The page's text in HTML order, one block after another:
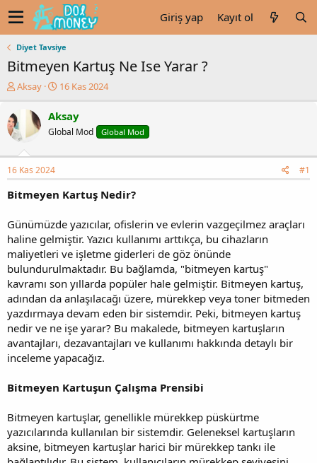
Giriş yap Kayıt ol
Diyet Tavsiye
Bitmeyen Kartuş Ne Ise Yarar ?
K
u
y
b
a
l
t
a
n
Aksay
B
l
a
g
r
i
h
i
16 Kas 2024
Aksay
Global Mod Global Mod
16 Kas 2024 #1
Bitmeyen Kartuş Nedir?
Günümüzde yazıcılar, ofislerin ve evlerin vazgeçilmez araçları
haline gelmiştir. Yazıcı kullanımı arttıkça, bu cihazların
maliyetleri ve işletme giderleri de göz önünde
bulundurulmaktadır. Bu bağlamda, "bitmeyen kartuş"
kavramı son yıllarda popüler hale gelmiştir. Bitmeyen kartuş,
adından da anlaşılacağı üzere, mürekkep veya toner bitmeden
yazdırmaya devam eden bir sistemdir. Peki, bitmeyen kartuş
nedir ve ne işe yarar? Bu makalede, bitmeyen kartuşların
avantajları, dezavantajları ve kullanımı hakkında detaylı bir
inceleme yapacağız.
Bitmeyen Kartuşun Çalışma Prensibi
Bitmeyen kartuşlar, genellikle mürekkep püskürtme
yazıcılarında kullanılan bir sistemdir. Geleneksel kartuşların
aksine, bitmeyen kartuşlar harici bir mürekkep tankı ile